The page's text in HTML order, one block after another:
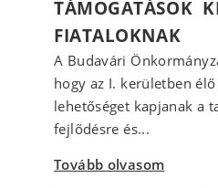
TÁMOGATÁSOK
FIATALOKNAK
A Budavári
hogy az I. kerületben
lehetőséget kapjanak a
fejlődésre és...
Tovább olvasom